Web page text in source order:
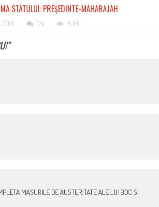
STATULUI: PREŞEDINTE-MAHARAJAH
2010 124 8418
”
MASURILE DE AUSTERITATE ALE LUI BOC SI